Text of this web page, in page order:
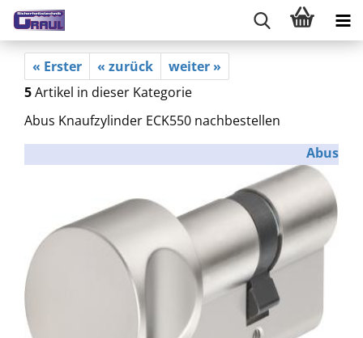
« Erster « zurück
weiter »
5Artikel in dieser Kategorie
Abus Knaufzylinder ECK550 nachbestellen
Abus